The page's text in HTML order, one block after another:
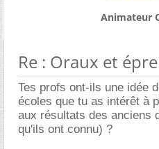
Animateur
Re : Oraux et
Tes profs ont-ils une idée
écoles que tu as intérêt à
aux résultats des anciens
qu'ils ont connu) ?